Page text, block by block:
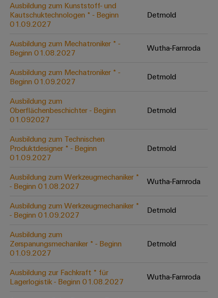
Sicherer
Betrieb
mit
Lösungen
für
Prozessindustrie
Mehr
Ressourceneffizienz
durch
Schaltschrankbau
Lösungen
die
Herausforderungen
Schaltschrankbau
Moderne
und
digitale
für
klimafreundliche
Industrial
IoT
Industrial
Security
Industrial
Service
Platform
easyConnect
Regler
Gerätehersteller
Leiterplattensteckverbinder
&
PCB
Services
Industrial
Ethernet
Touch-
Panels
Engineering-
Visualisierungstools
Energiemessung
und
Smart
Metering
Weidmüller
AI
Access
&
Services
Digitale
Bestellmöglichkeiten
eShop
OCI-
EDI-
Schnittstelle
ALLE
SERVICES
finden
Solution
Partner
-
Systemintegratoren
Messen
&
Globale
Messen
&
Events
Stellenbörse
Entwicklung
Karriere auf
neues
Distribution
Ausbildung zum Kunststoff- und
Kautschuktechnologen * - Beginn
01.09.2027
Detmold
Ausbildung zum Mechatroniker * -
Beginn 01.08.2027
Wutha-Farnroda
Ausbildung zum Mechatroniker * -
Beginn 01.09.2027
Detmold
Ausbildung zum
Oberflächenbeschichter - Beginn
01.092027
Detmold
Ausbildung zum Technischen
Produktdesigner * - Beginn
01.09.2027
Detmold
Ausbildung zum Werkzeugmechaniker *
- Beginn 01.08.2027
Wutha-Farnroda
Ausbildung zum Werkzeugmechaniker *
- Beginn 01.09.2027
Detmold
Ausbildung zum
Zerspanungsmechaniker * - Beginn
01.09.2027
Detmold
Ausbildung zur Fachkraft * für
Lagerlogistik - Beginn 01.08.2027
Wutha-Farnroda